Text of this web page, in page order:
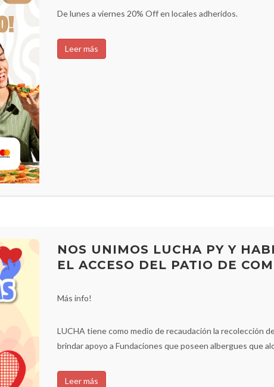
De lunes a viernes 20% Off en locales adheridos.
Leer más
NOS UNIMOS LUCHA PY Y
EL ACCESO DEL PATIO DE
Más info!
LUCHA tiene como medio de recaudación la recolección
brindar apoyo a Fundaciones que poseen albergues que
Leer más